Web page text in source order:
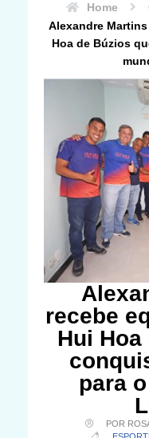
Home
Alexandre
Hoa de Búzios
recebe
Hui
para
POR